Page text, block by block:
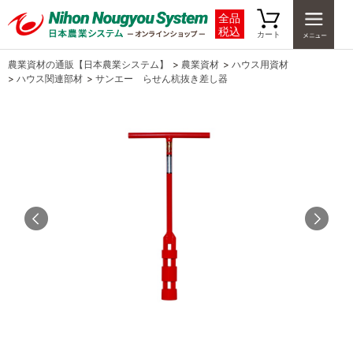
全品
税込
カート
農業資材の通販【日本農業システム】 > 農業資材 > ハウス用資材
> ハウス関連部材 > サンエー らせん杭抜き差し器